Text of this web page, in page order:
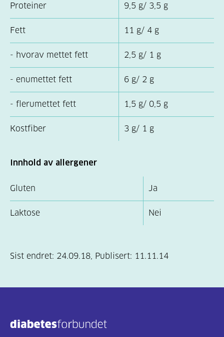
Proteiner 9,5 g/ 3,5 g
Fett 11 g/ 4 g
- hvorav mettet fett 2,5 g/ 1 g
- enumettet fett 6 g/ 2 g
- flerumettet fett 1,5 g/ 0,5 g
Kostfiber 3 g/ 1 g
Innhold av allergener
Gluten Ja
Laktose Nei
Sist endret: 24.09.18 Publisert: 11.11.14